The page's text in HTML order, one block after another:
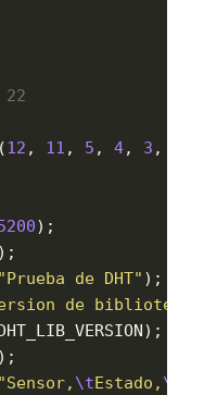
(12 , 11 , 5 , 4, 3 ,
);
);
"Prueba de DHT" );
de
"Sensor, \tEstado, \t